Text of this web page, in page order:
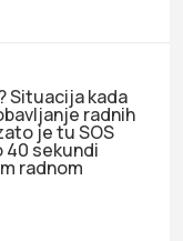
Situacija kada
radnih
je tu SOS
40 sekundi
radnom